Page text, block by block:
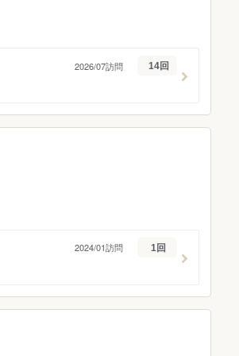
2026/07訪問 14回
2024/01訪問 1回